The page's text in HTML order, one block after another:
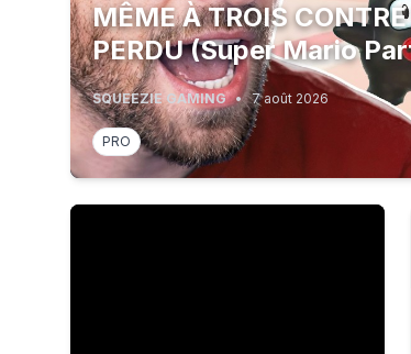
MÊME À TROIS
PERDU (Super Mario
SQUEEZIE GAMING • 7 août 2026
PRO
'DRC's largest Ebola outbreak on